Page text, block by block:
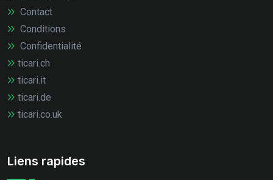
Contact
Conditions
Confidentialité
ticari.ch
ticari.it
ticari.de
ticari.co.uk
Liens rapides